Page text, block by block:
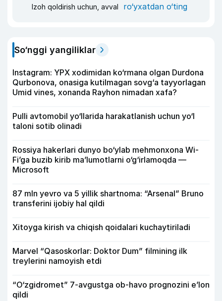
Izoh qoldirish uchun, avval ro‘yxatdan o‘ting
So‘nggi yangiliklar
Instagram: YPX xodimidan ko‘rmana olgan Durdona
Qurbonova, onasiga kutilmagan sovg‘a tayyorlagan
Umid vines, xonanda Rayhon nimadan xafa?
Pulli avtomobil yo‘llarida harakatlanish uchun yo‘l
taloni sotib olinadi
Rossiya hakerlari dunyo bo‘ylab mehmonxona Wi-
Fi’ga buzib kirib ma’lumotlarni o‘g‘irlamoqda —
Microsoft
87 mln yevro va 5 yillik shartnoma: “Arsenal” Bruno
transferini ijobiy hal qildi
Xitoyga kirish va chiqish qoidalari kuchaytiriladi
Marvel “Qasoskorlar: Doktor Dum” filmining ilk
treylerini namoyish etdi
“O‘zgidromet” 7-avgustga ob-havo prognozini e’lon
qildi